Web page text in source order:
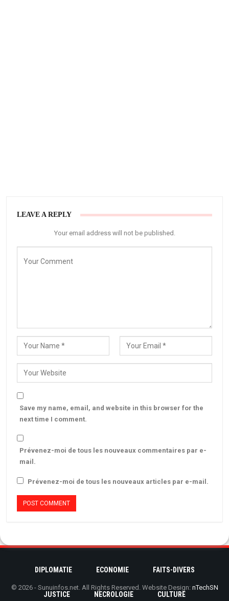
LEAVE A REPLY
Your email address will not be published.
Save my name, email, and website in this browser for the
next time I comment.
Prévenez-moi de tous les nouveaux commentaires par e-
mail.
Prévenez-moi de tous les nouveaux articles par e-mail.
DIPLOMATIE ECONOMIE FAITS-DIVERS
JUSTICE NECROLOGIE CULTURE
© 2026 - Sunuinfos.net. All Rights Reserved. Website Design: nTechSN